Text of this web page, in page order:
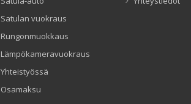
Satulan vuokraus
Rungonmuokkaus
Lämpökameravuokraus
Yhteistyössä
Osamaksu